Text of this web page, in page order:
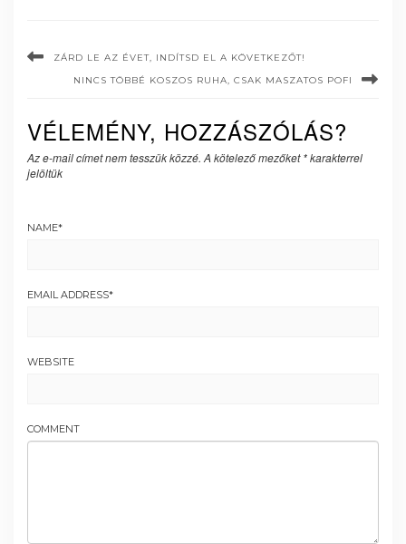
ZÁRD LE AZ ÉVET, INDÍTSD EL A KÖVETKEZŐT!
NINCS TÖBBÉ KOSZOS RUHA, CSAK MASZATOS POFI
VÉLEMÉNY, HOZZÁSZÓLÁS?
Az e-mail címet nem tesszük közzé. A kötelező mezőket*karakterrel
jelöltük
NAME*
EMAIL ADDRESS*
WEBSITE
COMMENT